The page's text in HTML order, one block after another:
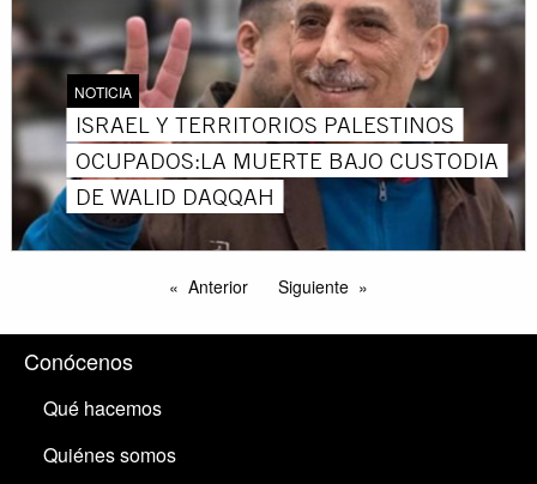
NOTICIA
ISRAEL Y TERRITORIOS PALESTINOS
OCUPADOS:LA MUERTE BAJO CUSTODIA
DE WALID DAQQAH
Anterior Siguiente
Conócenos
Qué hacemos
Quiénes somos